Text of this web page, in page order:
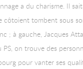
a du charisme. Il
côtoient tombent sous
; à gauche, Jacques
PS, on trouve des
pour vanter ses